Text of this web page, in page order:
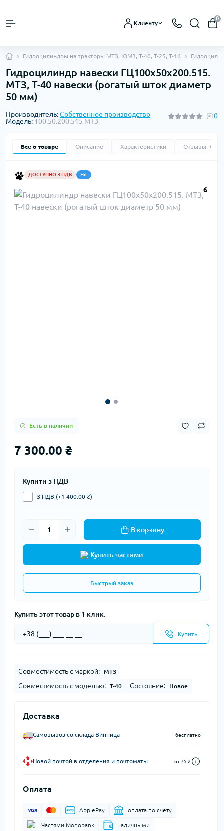
Клиенту
0
Гидроцилиндры на тракторы МТЗ, ЮМЗ, Т-40, Т-25, Т-16
Гидроцилиндр навески ГЦ100х50х200.515.
МТЗ, Т-40 навески (рогатый шток диаметр
50 мм)
Производитель:Собственное производство
Модель: 100.50.200.515 МТЗ
0
Все о товаре Описание Характеристики Отзывы
ДОСТУПНО З ПДВ Hit
6
Есть в наличии
7 300.00 ₴
Купити з ПДВ
З ПДВ (+1 400.00 ₴)
В корзину
Купить частями
Быстрый заказ
Купить этот товар в 1 клик:
Купить
Совместимость с маркой: МТЗ
Совместимость с моделью: Т-40 Состояние: Новое
Доставка
Самовывоз со склада Винница бесплатно
Новой почтой в отделения и почтоматы от 75 ₴
Оплата
ApplePay оплата по счету
Частями Monobank наличными